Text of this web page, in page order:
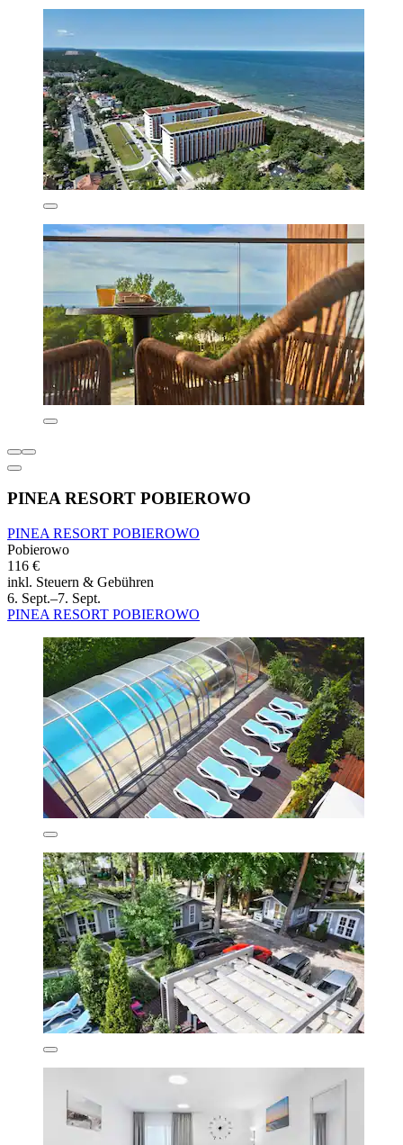
PINEA RESORT POBIEROWO
PINEA RESORT POBIEROWO
Pobierowo
116 €
inkl. Steuern & Gebühren
6. Sept.–7. Sept.
PINEA RESORT POBIEROWO